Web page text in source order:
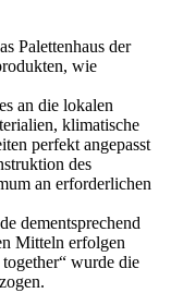
Palettenhaus der
wie
an die lokalen
klimatische
perfekt angepasst
des
an erforderlichen
dementsprechend
Mitteln erfolgen
wurde die